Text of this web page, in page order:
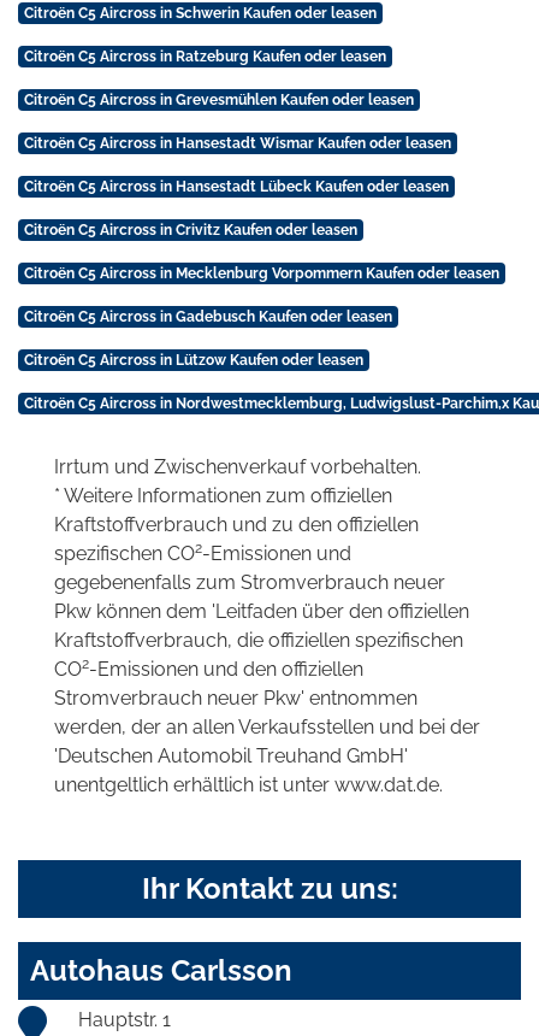
Citroën C5 Aircross in Schwerin Kaufen oder leasen
Citroën C5 Aircross in Ratzeburg Kaufen oder leasen
Citroën C5 Aircross in Grevesmühlen Kaufen oder leasen
Citroën C5 Aircross in Hansestadt Wismar Kaufen oder leasen
Citroën C5 Aircross in Hansestadt Lübeck Kaufen oder leasen
Citroën C5 Aircross in Crivitz Kaufen oder leasen
Citroën C5 Aircross in Mecklenburg Vorpommern Kaufen oder leasen
Citroën C5 Aircross in Gadebusch Kaufen oder leasen
Citroën C5 Aircross in Lützow Kaufen oder leasen
Citroën C5 Aircross in Nordwestmecklemburg, Ludwigslust-Parchim,x
Irrtum und Zwischenverkauf vorbehalten.
* Weitere Informationen zum offiziellen
Kraftstoffverbrauch und zu den offiziellen
spezifischen CO2-Emissionen und
gegebenenfalls zum Stromverbrauch neuer
Pkw können dem 'Leitfaden über den offiziellen
Kraftstoffverbrauch, die offiziellen spezifischen
CO2-Emissionen und den offiziellen
Stromverbrauch neuer Pkw' entnommen
werden, der an allen Verkaufsstellen und bei der
'Deutschen Automobil Treuhand GmbH'
unentgeltlich erhältlich ist unter www.dat.de.
Ihr Kontakt zu uns:
Autohaus Carlsson
Hauptstr. 1